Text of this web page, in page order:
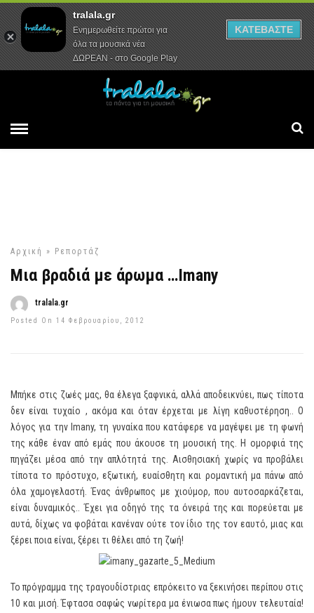
Αρχική Συνεντεύξεις Ρεπορτάζ
Αρχική » Ρεπορτάζ
Μια βραδιά με άρωμα …Imany
tralala.gr
Posted On 14 Φεβρουαρίου, 2012
Μπήκε στις ζωές μας, θα έλεγα ξαφνικά, αλλά αποδεικνύει, πως τίποτα
δεν είναι τυχαίο , ακόμα και όταν έρχεται με λίγη καθυστέρηση.. Ο
λόγος για την Imany, τη γυναίκα που κατάφερε να μαγέψει με τη φωνή
της κάθε έναν από εμάς που άκουσε τη μουσική της. Η ομορφιά της
πηγάζει μέσα από την απλότητά της. Αισθησιακή χωρίς να προβάλει
τίποτα το πρόστυχο, εξωτική, ευαίσθητη και ρομαντική μα πάνω από
όλα χαμογελαστή. Ένας άνθρωπος με χιούμορ, που αυτοσαρκάζεται,
είναι δυναμικός.. Έχει για οδηγό της τα όνειρά της και πορεύεται με
αυτά, δίχως να φοβάται κανέναν ούτε τον ίδιο της τον εαυτό, μιας και
ξέρει ποια είναι, ξέρει τι θέλει από τη ζωή!
Το πρόγραμμα της τραγουδίστριας επρόκειτο να ξεκινήσει περίπου στις
10 και μισή. Έφτασα σαφώς νωρίτερα μα ένιωσα πως ήμουν τελευταία!
tralala.gr
Ενημερωθείτε πρώτοι για
όλα τα μουσικά νέα
ΔΩΡΕΑΝ - στο Google Play
ΚΑΤΕΒΑΣΤΕ